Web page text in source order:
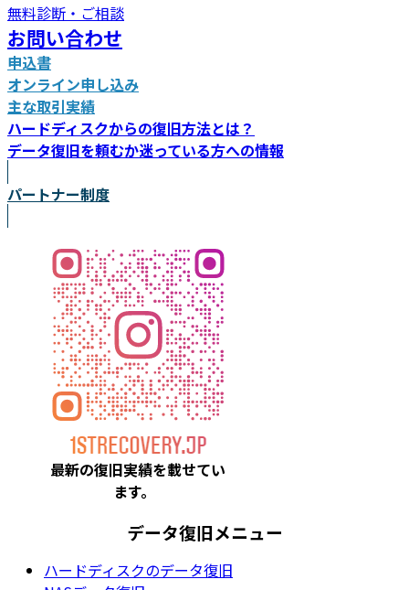
無料診断・ご相談
お問い合わせ
申込書
オンライン申し込み
主な取引実績
ハードディスクからの復旧方法とは？
データ復旧を頼むか迷っている方への情報
パートナー制度
最新の復旧実績を載せてい
ます。
データ復旧メニュー
ハードディスクのデータ復旧